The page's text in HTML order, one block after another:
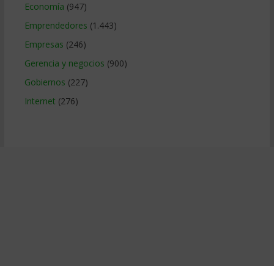
Economía (947)
Emprendedores (1.443)
Empresas (246)
Gerencia y negocios (900)
Gobiernos (227)
Internet (276)